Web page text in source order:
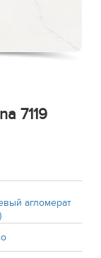
7119
агломерат